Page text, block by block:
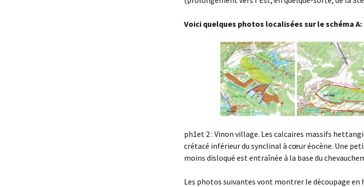
Voici quelques photos localisées sur le schéma A:
ph1et 2 : Vinon village. Les calcaires massifs
crétacé inférieur du synclinal à cœur éocène. Une
moins disloqué est entraînée à la base du
Les photos suivantes vont montrer le découpage en